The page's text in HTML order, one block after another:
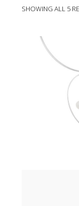
SHOWING ALL 5